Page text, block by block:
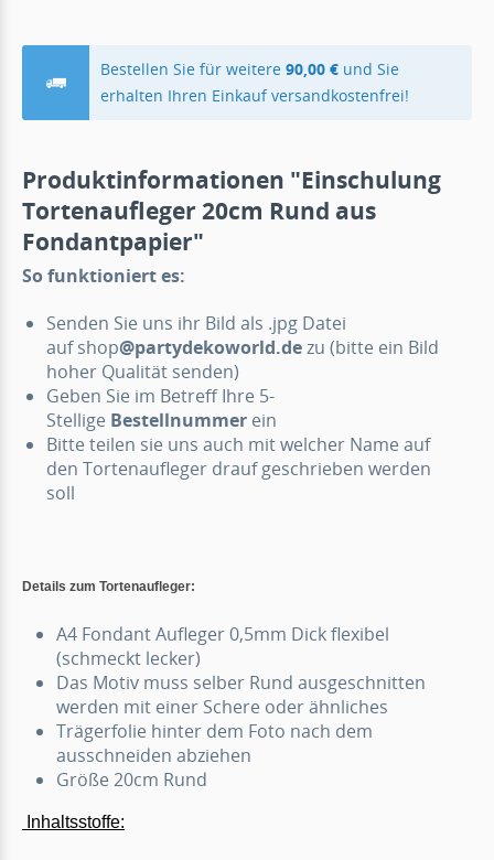
Bestellen Sie für weitere90,00 € und Sie
erhalten Ihren Einkauf versandkostenfrei!
Produktinformationen "Einschulung
Tortenaufleger 20cm Rund aus
Fondantpapier"
So funktioniert es:
Senden Sie uns ihr Bild als .jpg Datei
auf shop@partydekoworld.dezu (bitte ein Bild
hoher Qualität senden)
Geben Sie im Betreff Ihre 5-
Stellige Bestellnummer ein
Bitte teilen sie uns auch mit welcher Name auf
den Tortenaufleger drauf geschrieben werden
soll
Details zum Tortenaufleger:
A4 Fondant Aufleger 0,5mm Dick flexibel
(schmeckt lecker)
Das Motiv muss selber Rund ausgeschnitten
werden mit einer Schere oder ähnliches
Trägerfolie hinter dem Foto nach dem
ausschneiden abziehen
Größe 20cm Rund
Inhaltsstoffe: